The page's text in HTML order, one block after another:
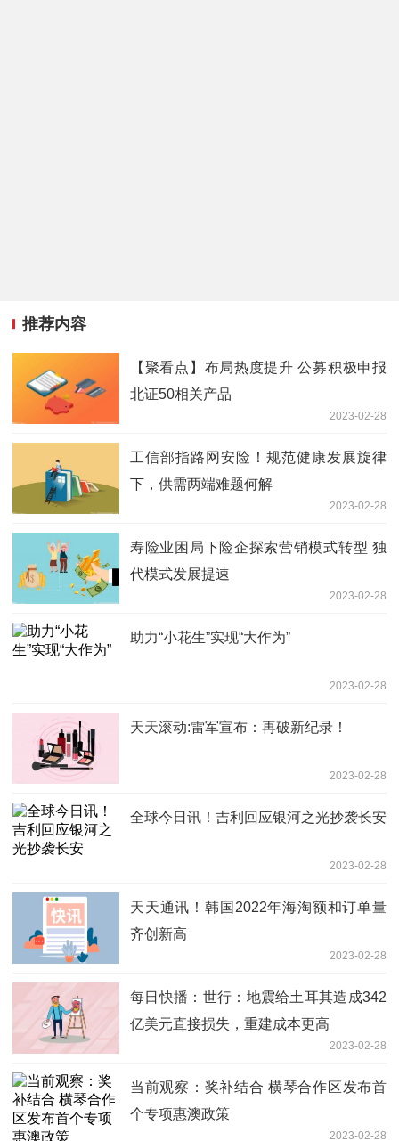
推荐内容
【聚看点】布局热度提升 公募积极申报
北证50相关产品
2023-02-28
工信部指路网安险！规范健康发展旋律
下，供需两端难题何解
2023-02-28
寿险业困局下险企探索营销模式转型 独
代模式发展提速
2023-02-28
助力“小花生”实现“大作为”
2023-02-28
天天滚动:雷军宣布：再破新纪录！
2023-02-28
全球今日讯！吉利回应银河之光抄袭长安
2023-02-28
天天通讯！韩国2022年海淘额和订单量
齐创新高
2023-02-28
每日快播：世行：地震给土耳其造成342
亿美元直接损失，重建成本更高
2023-02-28
当前观察：奖补结合 横琴合作区发布首
个专项惠澳政策
2023-02-28